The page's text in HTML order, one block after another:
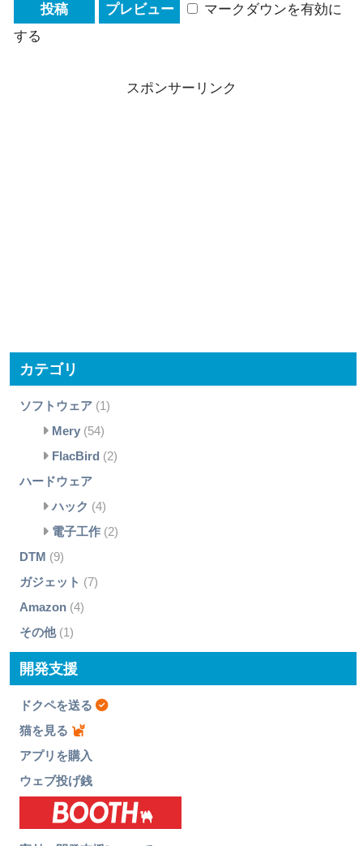
マークダウンを有効に
する
スポンサーリンク
カテゴリ
ソフトウェア(1)
Mery(54)
FlacBird (2)
ハードウェア
ハック (4)
電子工作(2)
DTM (9)
ガジェット (7)
Amazon(4)
その他(1)
開発支援
ドクペを送る
猫を見る
アプリを購入
ウェブ投げ銭